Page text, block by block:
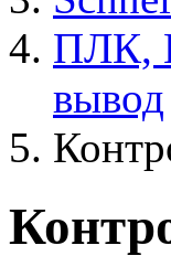
ПЛК,
вывод